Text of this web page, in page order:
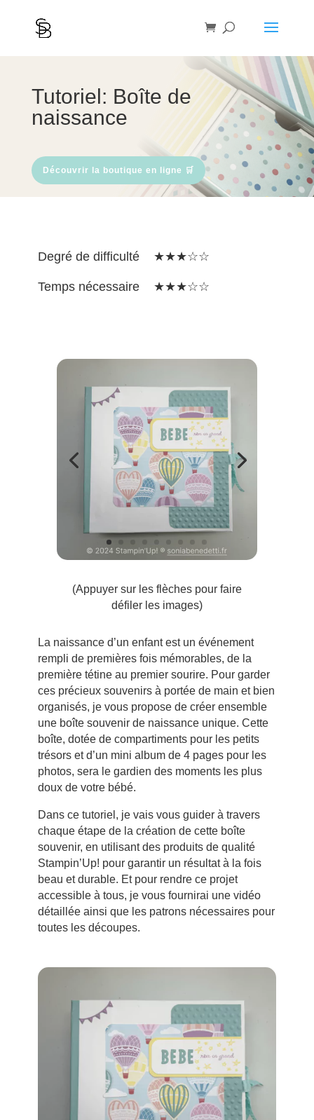
Tutoriel: Boîte de
naissance
Découvrir la boutique en ligne 🛒
Degré de difficulté ★★★☆☆
Temps nécessaire ★★★☆☆
(Appuyer sur les flèches pour faire
défiler les images)
La naissance d’un enfant est un événement
rempli de premières fois mémorables, de la
première tétine au premier sourire. Pour garder
ces précieux souvenirs à portée de main et bien
organisés, je vous propose de créer ensemble
une boîte souvenir de naissance unique. Cette
boîte, dotée de compartiments pour les petits
trésors et d’un mini album de 4 pages pour les
photos, sera le gardien des moments les plus
doux de votre bébé.
Dans ce tutoriel, je vais vous guider à travers
chaque étape de la création de cette boîte
souvenir, en utilisant des produits de qualité
Stampin’Up! pour garantir un résultat à la fois
beau et durable. Et pour rendre ce projet
accessible à tous, je vous fournirai une vidéo
détaillée ainsi que les patrons nécessaires pour
toutes les découpes.